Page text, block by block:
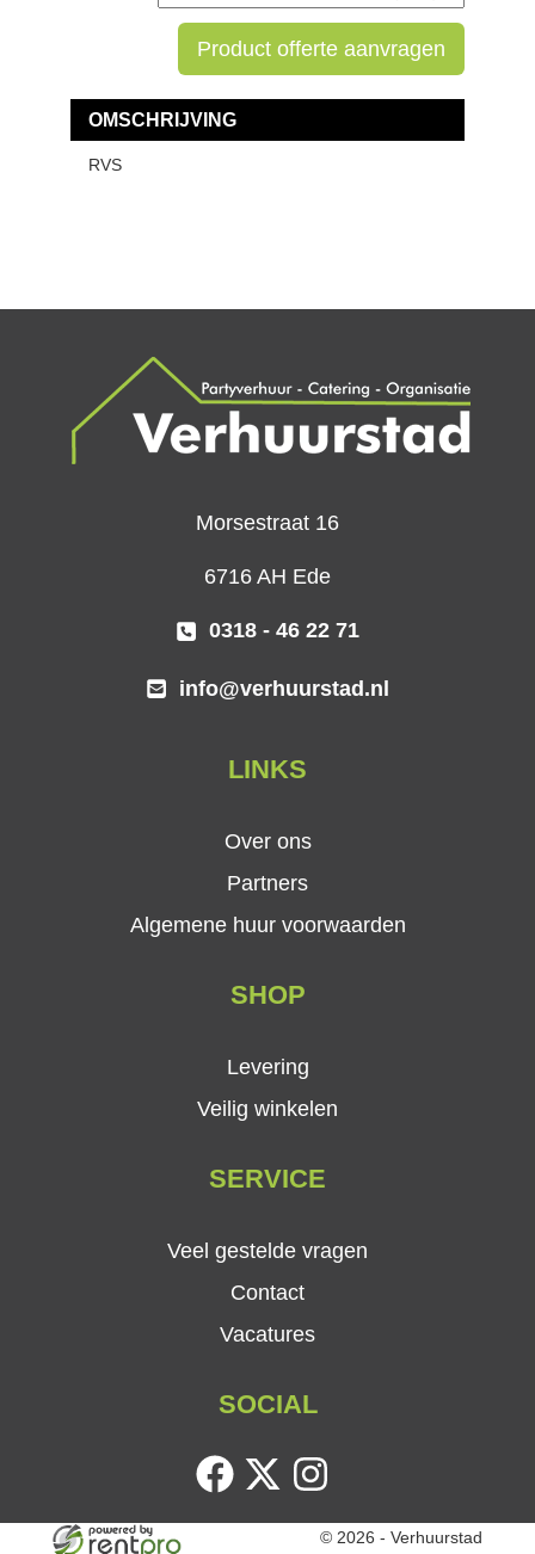
Product offerte aanvragen
OMSCHRIJVING
RVS
Morsestraat 16
6716 AH Ede
0318 - 46 22 71
info@verhuurstad.nl
LINKS
Over ons
Partners
Algemene huur voorwaarden
SHOP
Levering
Veilig winkelen
SERVICE
Veel gestelde vragen
Contact
Vacatures
SOCIAL
facebooktwitter
© 2026 - Verhuurstad